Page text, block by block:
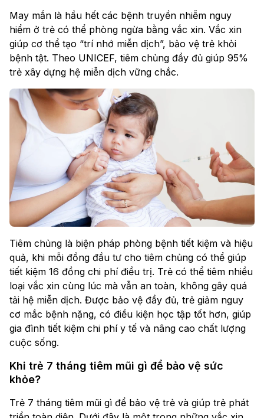
May mắn là hầu hết các bệnh truyền nhiễm nguy
hiểm ở trẻ có thể phòng ngừa bằng vắc xin. Vắc xin
giúp cơ thể tạo “trí nhớ miễn dịch”, bảo vệ trẻ khỏi
bệnh tật. Theo UNICEF, tiêm chủng đầy đủ giúp 95%
trẻ xây dựng hệ miễn dịch vững chắc.
Tiêm chủng là biện pháp phòng bệnh tiết kiệm và hiệu
quả, khi mỗi đồng đầu tư cho tiêm chủng có thể giúp
tiết kiệm 16 đồng chi phí điều trị. Trẻ có thể tiêm nhiều
loại vắc xin cùng lúc mà vẫn an toàn, không gây quá
tải hệ miễn dịch. Được bảo vệ đầy đủ, trẻ giảm nguy
cơ mắc bệnh nặng, có điều kiện học tập tốt hơn, giúp
gia đình tiết kiệm chi phí y tế và nâng cao chất lượng
cuộc sống.
Khi trẻ 7 tháng tiêm mũi gì để bảo vệ sức
khỏe?
Trẻ 7 tháng tiêm mũi gì để bảo vệ trẻ và giúp trẻ phát